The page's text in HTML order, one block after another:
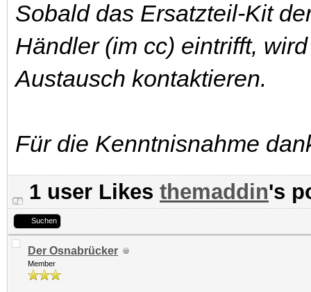
Sobald das Ersatzteil-Kit
Händler (im cc) eintrifft,
Austausch kontaktieren.
Für die Kenntnisnahme
1 user Likes themaddin's
Suchen
Der Osnabrücker
Member